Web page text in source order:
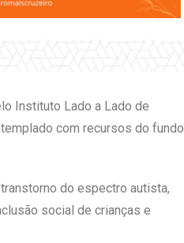
Instituto Lado a Lado de
com recursos do fundo
do espectro autista,
social de crianças e